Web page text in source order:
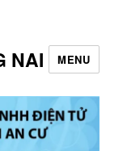
NAI MENU